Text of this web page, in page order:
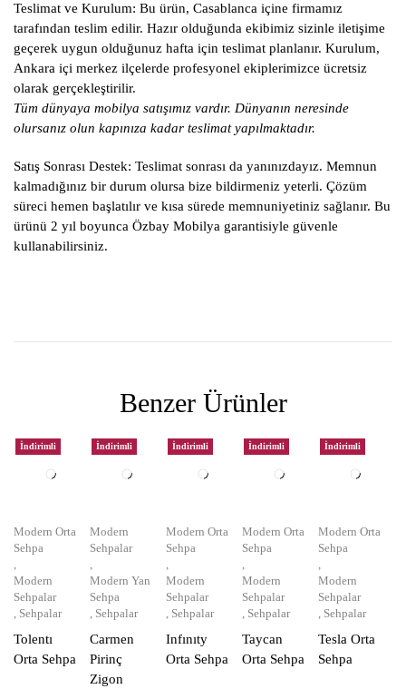
Teslimat ve Kurulum: Bu ürün, Casablanca içine firmamız
tarafından teslim edilir. Hazır olduğunda ekibimiz sizinle iletişime
geçerek uygun olduğunuz hafta için teslimat planlanır. Kurulum,
Ankara içi merkez ilçelerde profesyonel ekiplerimizce ücretsiz
olarak gerçekleştirilir.
Tüm dünyaya mobilya satışımız vardır. Dünyanın neresinde
olursanız olun kapınıza kadar teslimat yapılmaktadır.
Satış Sonrası Destek: Teslimat sonrası da yanınızdayız. Memnun
kalmadığınız bir durum olursa bize bildirmeniz yeterli. Çözüm
süreci hemen başlatılır ve kısa sürede memnuniyetiniz sağlanır. Bu
ürünü 2 yıl boyunca Özbay Mobilya garantisiyle güvenle
kullanabilirsiniz.
Benzer Ürünler
İndirimli
Modern Orta
Sehpa
,
Modern
Sehpalar
, Sehpalar
Tolentı
Orta Sehpa
İndirimli
Modern
Sehpalar
,
Modern Yan
Sehpa
, Sehpalar
Carmen
Pirinç
Zigon
İndirimli
Modern Orta
Sehpa
,
Modern
Sehpalar
, Sehpalar
Infınıty
Orta Sehpa
İndirimli
Modern Orta
Sehpa
,
Modern
Sehpalar
, Sehpalar
Taycan
Orta Sehpa
İndirimli
Modern Orta
Sehpa
,
Modern
Sehpalar
, Sehpalar
Tesla Orta
Sehpa